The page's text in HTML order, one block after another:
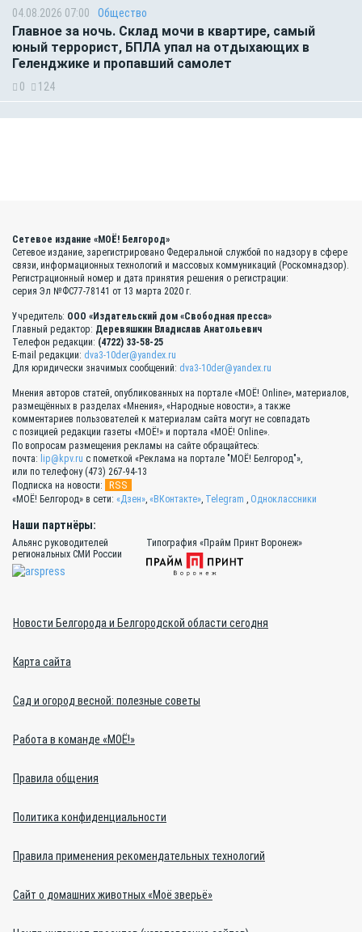
04.08.2026 07:00 Общество
Главное за ночь. Склад мочи в квартире, самый
юный террорист, БПЛА упал на отдыхающих в
Геленджике и пропавший самолет
0 124
Сетевое издание «МОЁ! Белгород»
Сетевое издание, зарегистрировано Федеральной службой по надзору в сфере
связи, информационных технологий и массовых коммуникаций (Роскомнадзор).
Регистрационный номер и дата принятия решения о регистрации:
серия Эл №ФС77-78141 от 13 марта 2020 г.
Учредитель: ООО «Издательский дом «Свободная пресса»
Главный редактор: Деревяшкин Владислав Анатольевич
Телефон редакции: (4722) 33-58-25
E-mail редакции: dva3-10der@yandex.ru
Для юридически значимых сообщений: dva3-10der@yandex.ru
Мнения авторов статей, опубликованных на портале «МОЁ! Online», материалов,
размещённых в разделах «Мнения», «Народные новости», а также
комментариев пользователей к материалам сайта могут не совпадать
с позицией редакции газеты «МОЁ!» и портала «МОЁ! Online».
По вопросам размещения рекламы на сайте обращайтесь:
почта: lip@kpv.ru с пометкой «Реклама на портале "МОЁ! Белгород"»,
или по телефону (473) 267-94-13
Подписка на новости:
RSS
«МОЁ! Белгород» в сети: «Дзен», «ВКонтакте», Telegram , Одноклассники
Наши партнёры:
Альянс руководителей
региональных СМИ России
Типография «Прайм Принт Воронеж»
Новости Белгорода и Белгородской области сегодня
Карта сайта
Сад и огород весной: полезные советы
Работа в команде «МОЁ!»
Правила общения
Политика конфиденциальности
Правила применения рекомендательных технологий
Сайт о домашних животных «Моё зверьё»